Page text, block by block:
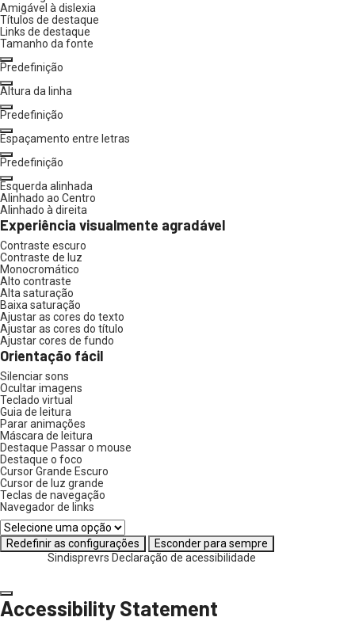
Amigável à dislexia
Títulos de destaque
Links de destaque
Tamanho da fonte
Predefinição
Altura da linha
Predefinição
Espaçamento entre letras
Predefinição
Esquerda alinhada
Alinhado ao Centro
Alinhado à direita
Experiência visualmente agradável
Contraste escuro
Contraste de luz
Monocromático
Alto contraste
Alta saturação
Baixa saturação
Ajustar as cores do texto
Ajustar as cores do título
Ajustar cores de fundo
Orientação fácil
Silenciar sons
Ocultar imagens
Teclado virtual
Guia de leitura
Parar animações
Máscara de leitura
Destaque Passar o mouse
Destaque o foco
Cursor Grande Escuro
Cursor de luz grande
Teclas de navegação
Navegador de links
Redefinir as configurações
Esconder para sempre
Sindisprevrs Declaração de acessibilidade
Accessibility Statement